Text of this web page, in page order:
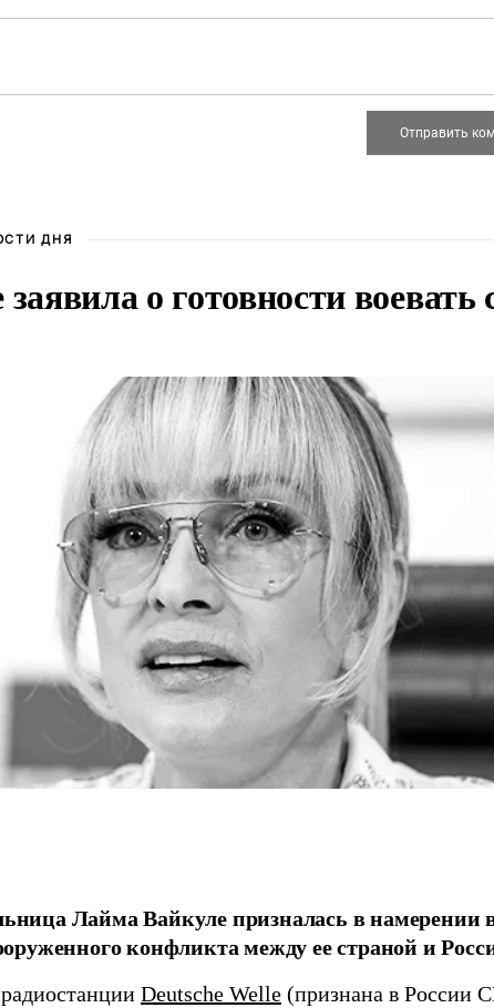
ДНЯ
о готовности воевать
Лайма Вайкуле призналась в намерении
конфликта между ее страной и
Deutsche Welle (признана в России